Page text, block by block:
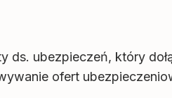
ds. ubezpieczeń, który
ofert